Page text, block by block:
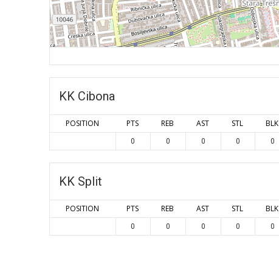
KK Cibona
POSITION PTS REB AST STL BLK
0 0 0 0 0
KK Split
POSITION PTS REB AST STL BLK
0 0 0 0 0